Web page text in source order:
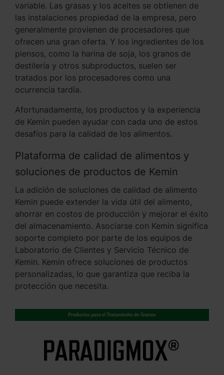
variable. Las grasas y los aceites se obtienen de
las instalaciones propiedad de la empresa, pero
generalmente provienen de procesadores que
ofrecen una gran oferta. Y los ingredientes de los
piensos, como la harina de soja, los granos de
destilería y otros subproductos, suelen ser
tratados por los procesadores como una
ocurrencia tardía.
Afortunadamente, los productos y la experiencia
de Kemin pueden ayudar con cada uno de estos
desafíos para la calidad de los alimentos.
Plataforma de calidad de alimentos y
soluciones de productos de Kemin
La adición de soluciones de calidad de alimento
Kemin puede extender la vida útil del alimento,
ahorrar en costos de producción y mejorar el éxito
del almacenamiento. Asociarse con Kemin significa
soporte completo por parte de los equipos de
Laboratorio de Clientes y Servicio Técnico de
Kemin. Kemin ofrece soluciones de productos
personalizadas, lo que garantiza que reciba la
protección que necesita.